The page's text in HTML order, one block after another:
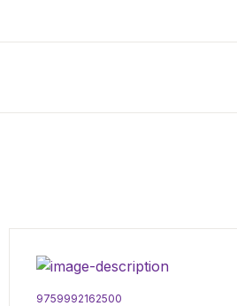
9759992162500